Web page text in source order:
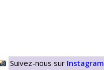
Suivez-nous sur Instagram